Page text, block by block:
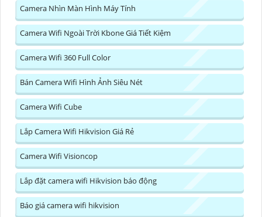
Camera Nhìn Màn Hình Máy Tính
Camera Wifi Ngoài Trời Kbone Giá Tiết Kiệm
Camera Wifi 360 Full Color
Bán Camera Wifi Hình Ảnh Siêu Nét
Camera Wifi Cube
Lắp Camera Wifi Hikvision Giá Rẻ
Camera Wifi Visioncop
Lắp đặt camera wifi Hikvision báo động
Báo giá camera wifi hikvision